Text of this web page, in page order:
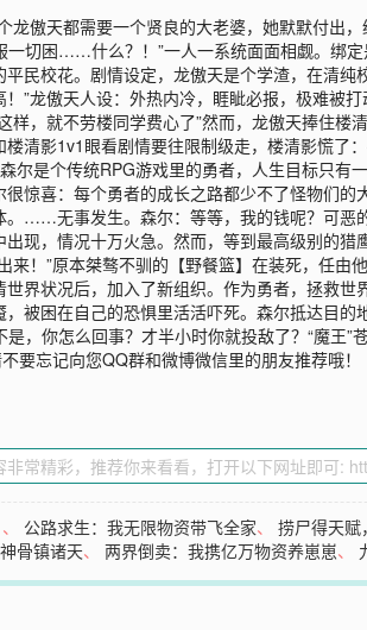
龙傲天都需要一个贤良的大老婆，她默默付出
一切困……什么？！”一人一系统面面相觑。绑
民校花。剧情设定，龙傲天是个学渣，在清
”龙傲天人设：外热内冷，睚眦必报，极难被
，就不劳楼同学费心了”然而，龙傲天捧住楼
清影1v1眼看剧情要往限制级走，楼清影慌
尔是个传统RPG游戏里的勇者，人生目标只
惊喜：每个勇者的成长之路都少不了怪物们的
……无事发生。森尔：等等，我的钱呢？可
现，情况十万火急。然而，等到最高级别的
来！”原本桀骜不驯的【野餐篮】在装死，任
界状况后，加入了新组织。作为勇者，拯救
被困在自己的恐惧里活活吓死。森尔抵达目
，你怎么回事？才半小时你就投敌了？“魔王”
要忘记向您QQ群和微博微信里的朋友推荐哦！
、 公路求生：我无限物资带飞全家、捞尸得天赋
骨镇诸天、两界倒卖：我携亿万物资养崽崽、